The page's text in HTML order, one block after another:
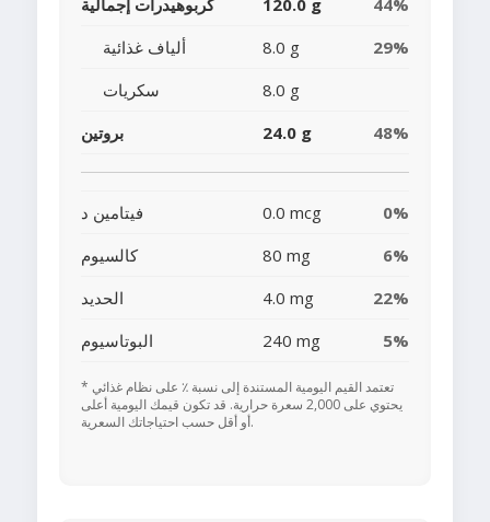
كربوهيدرات إجمالية 120.0 g
44%
ألياف غذائية
8.0 g
29%
سكريات
8.0 g
بروتين
24.0 g 48%
فيتامين د 0.0 mcg
0%
كالسيوم
80 mg
6%
الحديد
4.0 mg
22%
البوتاسيوم
240 mg 5%
* تعتمد القيم اليومية المستندة إلى نسبة ٪ على نظام غذائي
يحتوي على 2,000 سعرة حرارية. قد تكون قيمك اليومية أعلى
أو أقل حسب احتياجاتك السعرية.